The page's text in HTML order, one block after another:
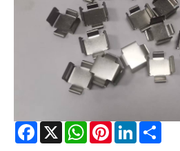
Facebook
X WhatsApp
PinterestLinkedIn